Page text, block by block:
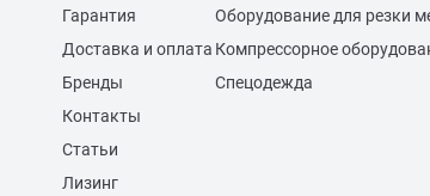
Оборудование для резки
Компрессорное
Спецодежда
Гарантия
Доставка и оплата
Бренды
Контакты
Статьи
Лизинг